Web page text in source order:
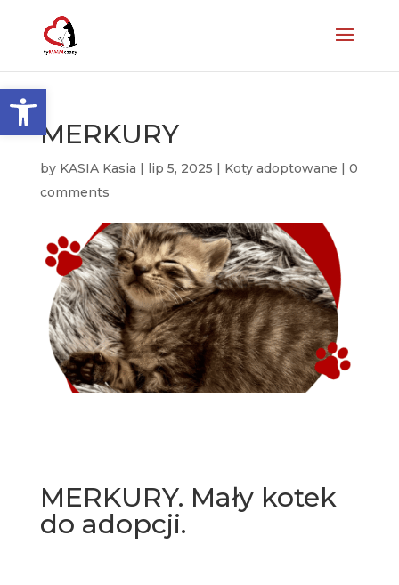
Otwórz pasek narzędzi
MERKURY
by KASIA Kasia | lip 5, 2025 | Koty adoptowane | 0
comments
MERKURY. Mały kotek
do adopcji.